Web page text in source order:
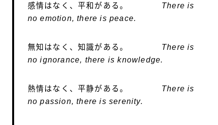
感情はなく、平和がある。 There is
no emotion, there is peace.
無知はなく、知識がある。 There is
no ignorance, there is knowledge.
熱情はなく、平静がある。 There is
no passion, there is serenity.